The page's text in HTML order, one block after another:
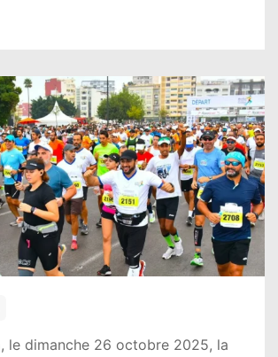
le dimanche 26 octobre 2025, la